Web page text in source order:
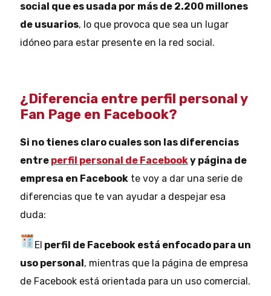
social que es usada por más de 2.200 millones
de usuarios, lo que provoca que sea un lugar
idóneo para estar presente en la red social.
¿Diferencia entre perfil personal y
Fan Page en Facebook?
Si no tienes claro cuales son las diferencias
entre perfil personal de Facebooky página de
empresa en Facebook te voy a dar una serie de
diferencias que te van ayudar a despejar esa
duda:
El perfil de Facebook está enfocado para un
uso personal, mientras que la página de empresa
de Facebook está orientada para un uso comercial.